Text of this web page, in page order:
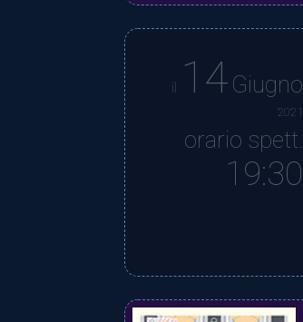
il 14 Giugno
2021
orario spett.
19:30